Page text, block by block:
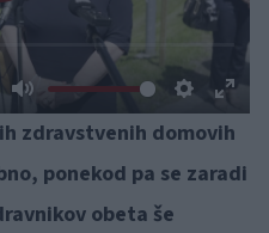
zdravstvenih domovih
ponekod pa se zaradi
obeta še